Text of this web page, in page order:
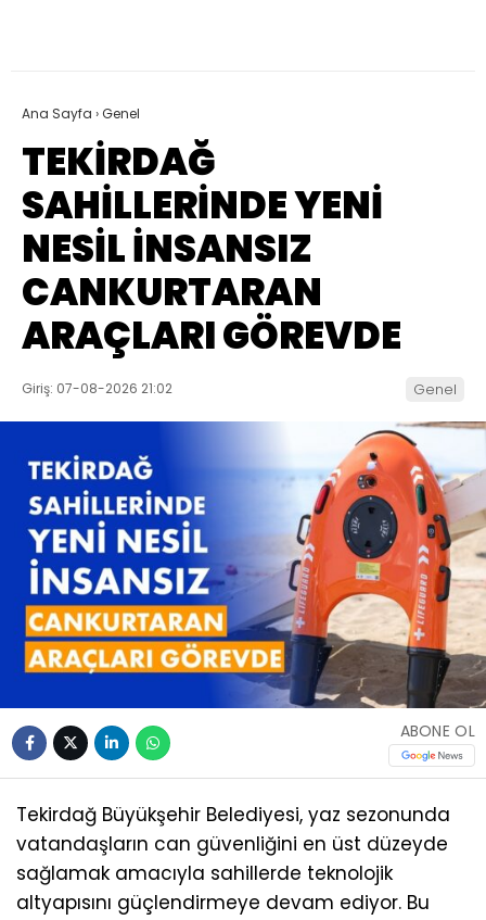
Ana Sayfa ›Genel
TEKİRDAĞ
SAHİLLERİNDE YENİ
NESİL İNSANSIZ
CANKURTARAN
ARAÇLARI GÖREVDE
Giriş: 07-08-2026 21:02 Genel
ABONE OL
Tekirdağ Büyükşehir Belediyesi, yaz sezonunda
vatandaşların can güvenliğini en üst düzeyde
sağlamak amacıyla sahillerde teknolojik
altyapısını güçlendirmeye devam ediyor. Bu